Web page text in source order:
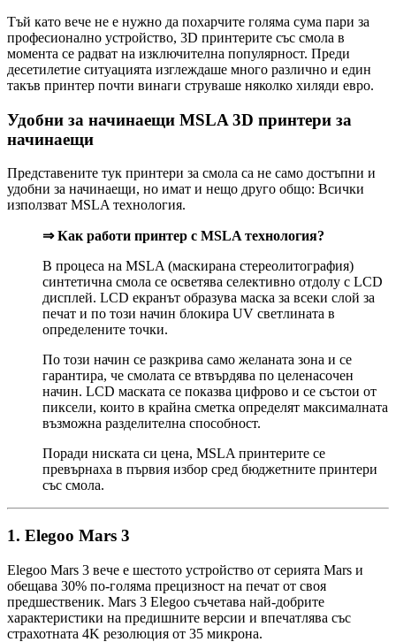
Тъй като вече не е нужно да похарчите голяма сума пари за
професионално устройство, 3D принтерите със смола в
момента се радват на изключителна популярност. Преди
десетилетие ситуацията изглеждаше много различно и един
такъв принтер почти винаги струваше няколко хиляди евро.
Удобни за начинаещи MSLA 3D принтери за
начинаещи
Представените тук принтери за смола са не само достъпни и
удобни за начинаещи, но имат и нещо друго общо: Всички
използват MSLA технология.
⇒ Как работи принтер с MSLA технология?
В процеса на MSLA (маскирана стереолитография)
синтетична смола се осветява селективно отдолу с LCD
дисплей. LCD екранът образува маска за всеки слой за
печат и по този начин блокира UV светлината в
определените точки.
По този начин се разкрива само желаната зона и се
гарантира, че смолата се втвърдява по целенасочен
начин. LCD маската се показва цифрово и се състои от
пиксели, които в крайна сметка определят максималната
възможна разделителна способност.
Поради ниската си цена, MSLA принтерите се
превърнаха в първия избор сред бюджетните принтери
със смола.
1. Elegoo Mars 3
Elegoo Mars 3 вече е шестото устройство от серията Mars и
обещава 30% по-голяма прецизност на печат от своя
предшественик. Mars 3 Elegoo съчетава най-добрите
характеристики на предишните версии и впечатлява със
страхотната 4K резолюция от 35 микрона.